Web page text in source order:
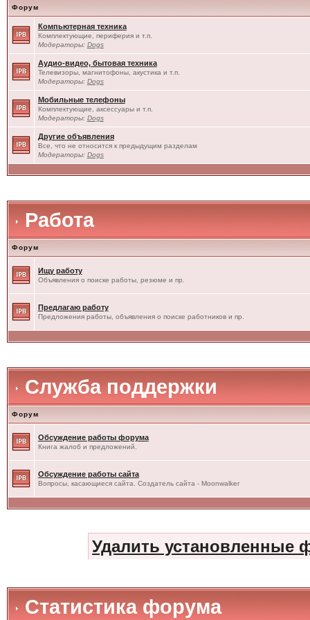
Форум
Компьютерная техника
Комплектующие, периферия и т.п.
Модераторы: Dogs
Аудио-видео, бытовая техника
Телевизоры, магнитофоны, акустика и т.п.
Модераторы: Dogs
Мобильные телефоны
Комплектующие, аксессуары и т.п.
Модераторы: Dogs
Другие объявления
Все, что не относится к предыдущим разделам
Модераторы: Dogs
Работа
Форум
Ищу работу
Объявления о поиске работы, резюме и пр.
Предлагаю работу
Предложения работы, объявления о поиске работников и пр.
Служба поддержки
Форум
Обсуждение работы форума
Книга жалоб и предложений.
Обсуждение работы сайта
Вопросы, касающиеся сайта. Создатель сайта - Moonwalker
Удалить установленные
Статистика форума